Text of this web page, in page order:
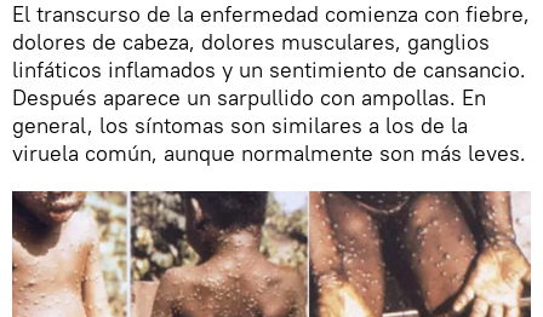
El transcurso de la enfermedad comienza con fiebre,
dolores de cabeza, dolores musculares, ganglios
linfáticos inflamados y un sentimiento de cansancio.
Después aparece un sarpullido con ampollas. En
general, los síntomas son similares a los de la
viruela común, aunque normalmente son más leves.